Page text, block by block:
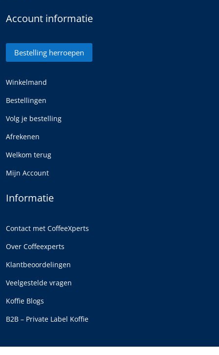
Account informatie
Bestelling herroepen
Winkelmand
Bestellingen
Volg je bestelling
Afrekenen
Welkom terug
Mijn Account
Informatie
Contact met CoffeeXperts
Over Coffeexperts
Klantbeoordelingen
Veelgestelde vragen
Koffie Blogs
B2B – Private Label Koffie